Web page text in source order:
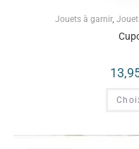
Jouets à garnir,